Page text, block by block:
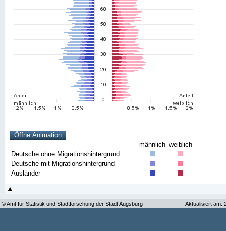
männlich weiblich
Deutsche ohne Migrationshintergrund
Deutsche mit Migrationshintergrund
Ausländer
© Amt für Statistik und Stadtforschung der Stadt Augsburg Aktualisiert am: